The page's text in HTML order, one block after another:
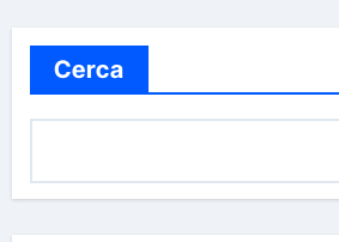
Cerca